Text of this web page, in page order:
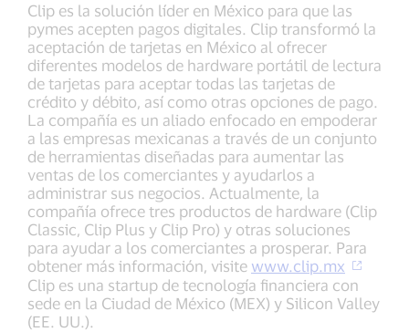
Clip es la solución líder en México para que las
pymes acepten pagos digitales. Clip transformó la
aceptación de tarjetas en México al ofrecer
diferentes modelos de hardware portátil de lectura
de tarjetas para aceptar todas las tarjetas de
crédito y débito, así como otras opciones de pago.
La compañía es un aliado enfocado en empoderar
a las empresas mexicanas a través de un conjunto
de herramientas diseñadas para aumentar las
ventas de los comerciantes y ayudarlos a
administrar sus negocios. Actualmente, la
compañía ofrece tres productos de hardware (Clip
Classic, Clip Plus y Clip Pro) y otras soluciones
para ayudar a los comerciantes a prosperar. Para
obtener más información, visite www.clip.mx
Clip es una startup de tecnología financiera con
sede en la Ciudad de México (MEX) y Silicon Valley
(EE. UU.).